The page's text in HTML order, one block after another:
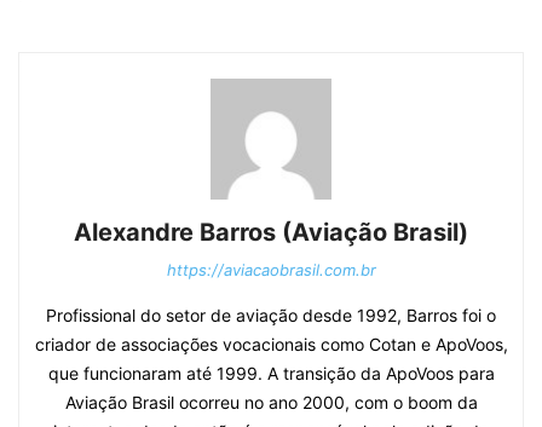
Alexandre Barros (Aviação Brasil)
https://aviacaobrasil.com.br
Profissional do setor de aviação desde 1992, Barros foi o
criador de associações vocacionais como Cotan e ApoVoos,
que funcionaram até 1999. A transição da ApoVoos para
Aviação Brasil ocorreu no ano 2000, com o boom da